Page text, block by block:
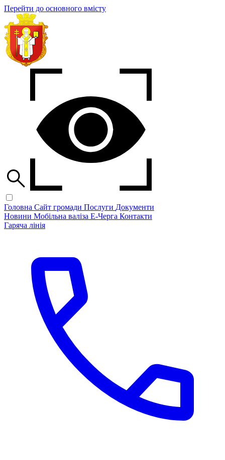
Перейти до основного вмісту
Головна Сайт громади Послуги Документи
Новини Мобільна валіза Е-Черга Контакти
Гаряча лінія